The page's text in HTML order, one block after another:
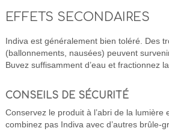
EFFETS SECONDAIRES
Indiva est généralement bien toléré. Des
(ballonnements, nausées) peuvent
Buvez suffisamment d’eau et fractionnez
CONSEILS DE SÉCURITÉ
Conservez le produit à l’abri de la lumière
combinez pas Indiva avec d’autres brûle-